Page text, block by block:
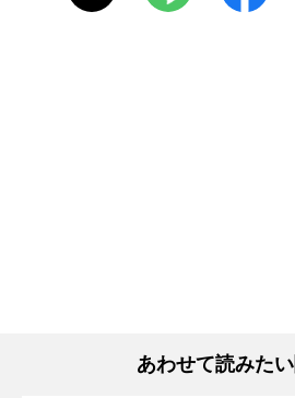
あわせて読みた